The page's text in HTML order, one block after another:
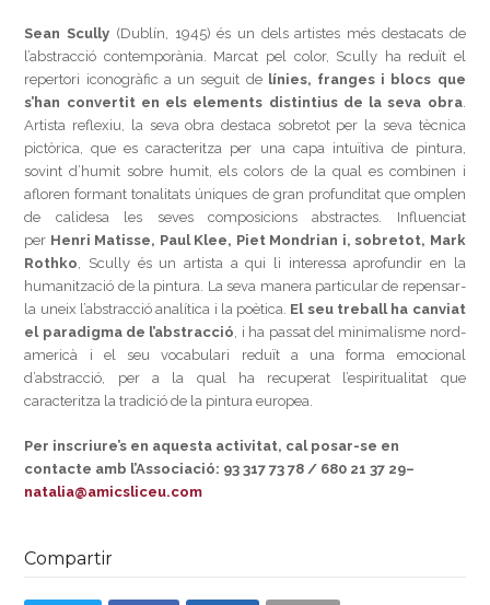
Sean Scully (Dublín, 1945) és un dels artistes més destacats de
l’abstracció contemporània. Marcat pel color, Scully ha reduït el
repertori iconogràfic a un seguit de línies, franges i blocs que
s’han convertit en els elements distintius de la seva obra.
Artista reflexiu, la seva obra destaca sobretot per la seva tècnica
pictòrica, que es caracteritza per una capa intuïtiva de pintura,
sovint d’humit sobre humit, els colors de la qual es combinen i
afloren formant tonalitats úniques de gran profunditat que omplen
de calidesa les seves composicions abstractes. Influenciat
per Henri Matisse, Paul Klee, Piet Mondrian i, sobretot, Mark
Rothko, Scully és un artista a qui li interessa aprofundir en la
humanització de la pintura. La seva manera particular de repensar-
la uneix l’abstracció analítica i la poètica. El seu treball ha canviat
el paradigma de l’abstracció, i ha passat del minimalisme nord-
americà i el seu vocabulari reduït a una forma emocional
d’abstracció, per a la qual ha recuperat l’espiritualitat que
caracteritza la tradició de la pintura europea.
Per inscriure’s en aquesta activitat, cal posar-se en
contacte amb l’Associació: 93 317 73 78 / 680 21 37 29–
natalia@amicsliceu.com
Compartir